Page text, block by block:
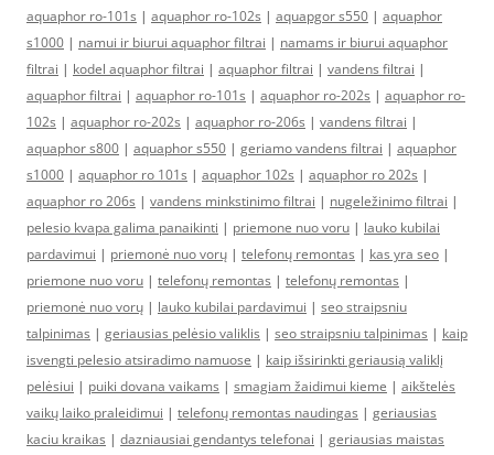
aquaphor ro-101s | aquaphor ro-102s | aquapgor s550 | aquaphor
s1000 | namui ir biurui aquaphor filtrai | namams ir biurui aquaphor
filtrai | kodel aquaphor filtrai | aquaphor filtrai | vandens filtrai |
aquaphor filtrai | aquaphor ro-101s | aquaphor ro-202s | aquaphor ro-
102s | aquaphor ro-202s | aquaphor ro-206s | vandens filtrai |
aquaphor s800 | aquaphor s550 | geriamo vandens filtrai | aquaphor
s1000 | aquaphor ro 101s | aquaphor 102s | aquaphor ro 202s |
aquaphor ro 206s | vandens minkstinimo filtrai | nugeležinimo filtrai |
pelesio kvapa galima panaikinti | priemone nuo voru | lauko kubilai
pardavimui | priemonė nuo vorų | telefonų remontas | kas yra seo |
priemone nuo voru | telefonų remontas | telefonų remontas |
priemonė nuo vorų | lauko kubilai pardavimui | seo straipsniu
talpinimas | geriausias pelėsio valiklis | seo straipsniu talpinimas | kaip
isvengti pelesio atsiradimo namuose | kaip išsirinkti geriausią valiklį
pelėsiui | puiki dovana vaikams | smagiam žaidimui kieme | aikštelės
vaikų laiko praleidimui | telefonų remontas naudingas | geriausias
kaciu kraikas | dazniausiai gendantys telefonai | geriausias maistas